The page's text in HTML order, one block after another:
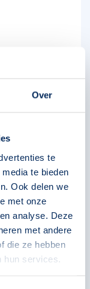
Over
te
te bieden
Ook delen we
met onze
analyse. Deze
met andere
die ze hebben
services.
Oosterberg